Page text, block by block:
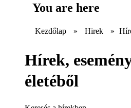
You are here
Kezdőlap » Hirek »
Hírek,
életéből